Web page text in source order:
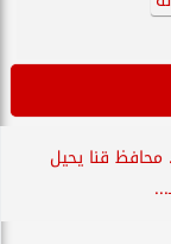
محافظ قنا يحيل